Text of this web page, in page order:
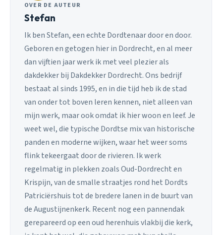
OVER DE AUTEUR
Stefan
Ik ben Stefan, een echte Dordtenaar door en door.
Geboren en getogen hier in Dordrecht, en al meer
dan vijftien jaar werk ik met veel plezier als
dakdekker bij Dakdekker Dordrecht. Ons bedrijf
bestaat al sinds 1995, en in die tijd heb ik de stad
van onder tot boven leren kennen, niet alleen van
mijn werk, maar ook omdat ik hier woon en leef. Je
weet wel, die typische Dordtse mix van historische
panden en moderne wijken, waar het weer soms
flink tekeergaat door de rivieren. Ik werk
regelmatig in plekken zoals Oud-Dordrecht en
Krispijn, van de smalle straatjes rond het Dordts
Patriciërshuis tot de bredere lanen in de buurt van
de Augustijnenkerk. Recent nog een pannendak
gerepareerd op een oud herenhuis vlakbij die kerk,